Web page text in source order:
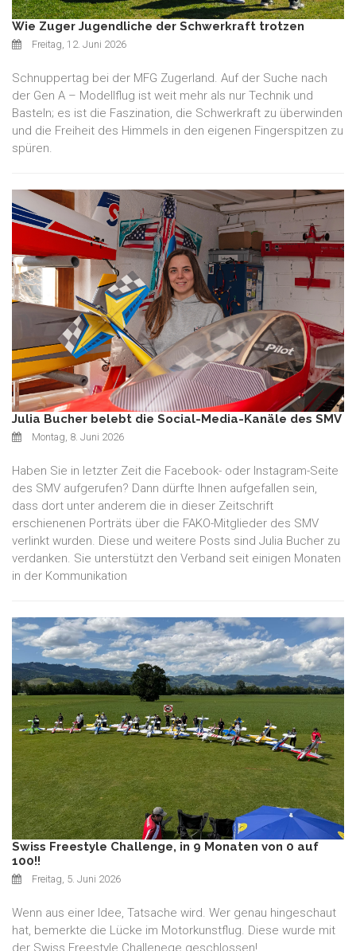
Wie Zuger Jugendliche der Schwerkraft trotzen
Freitag, 12. Juni 2026
Schnuppertag bei der MFG Zugerland. Auf der Suche nach
der Gen A – Modellflug ist weit mehr als nur Technik und
Basteln; es ist die Faszination, die Schwerkraft zu überwinden
und die Freiheit des Himmels in den eigenen Fingerspitzen zu
spüren.
Julia Bucher belebt die Social-Media-Kanäle des SMV
Montag, 8. Juni 2026
Haben Sie in letzter Zeit die Facebook- oder Instagram-Seite
des SMV aufgerufen? Dann dürfte Ihnen aufgefallen sein,
dass dort unter anderem die in dieser Zeitschrift
erschienenen Porträts über die FAKO-Mitglieder des SMV
verlinkt wurden. Diese und weitere Posts sind Julia Bucher zu
verdanken. Sie unterstützt den Verband seit einigen Monaten
in der Kommunikation
Swiss Freestyle Challenge, in 9 Monaten von 0 auf
100!!
Freitag, 5. Juni 2026
Wenn aus einer Idee, Tatsache wird. Wer genau hingeschaut
hat, bemerkte die Lücke im Motorkunstflug. Diese wurde mit
der Swiss Freestyle Challenege geschlossen!